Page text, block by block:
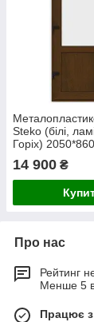
Steko (білі,
Горіх) 2050*860
14 900 ₴
Про нас
Рейтинг
Менше 5
Працює з